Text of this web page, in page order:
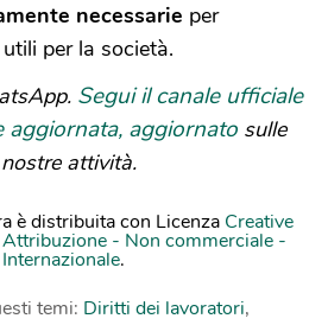
necessarie per
per la società.
Segui il canale ufficiale
aggiornata, aggiornato sulle
attività.
è distribuita con Licenza Creative
- Non commerciale -
.
temi: Diritti dei lavoratori,